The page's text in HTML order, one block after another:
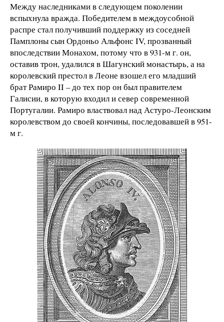
Между наследниками в следующем поколении
вспыхнула вражда. Победителем в междоусобной
распре стал получивший поддержку из соседней
Памплоны сын Ордоньо Альфонс IV, прозванный
впоследствии Монахом, потому что в 931-м г. он,
оставив трон, удалился в Шагунский монастырь, а на
королевский престол в Леоне взошел его младший
брат Рамиро II – до тех пор он был правителем
Галисии, в которую входил и север современной
Португалии. Рамиро властвовал над Астуро-Леонским
королевством до своей кончины, последовавшей в 951-
м г.